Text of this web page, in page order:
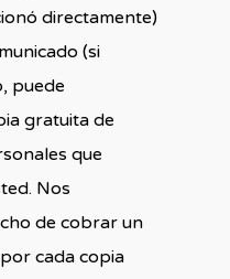
directamente)
(si
puede
gratuita de
que
Nos
de cobrar un
cada copia